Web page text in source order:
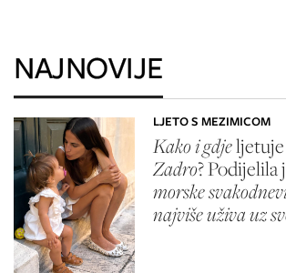
NAJNOVIJE
LJETO S MEZIMICOM
Kako i gdjeljetuje
Zadro? Podijelila
morske
najviše uživa uz